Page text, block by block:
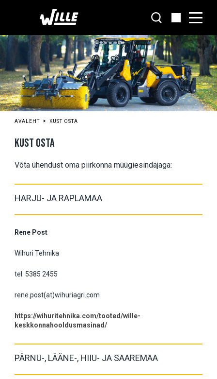
AVALEHT KUST OSTA
KUST OSTA
Võta ühendust oma piirkonna müügiesindajaga:
HARJU- JA RAPLAMAA
Rene Post
Wihuri Tehnika
tel. 5385 2455
rene.post(at)wihuriagri.com
https://wihuritehnika.com/tooted/wille-
keskkonnahooldusmasinad/
PÄRNU-, LÄÄNE-, HIIU- JA SAAREMAA